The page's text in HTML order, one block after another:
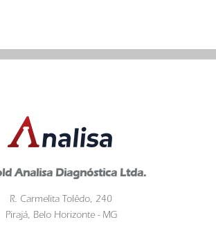
Analisa Diagnóstica Ltda.
R. Carmelita Tolêdo, 240
Pirajá, Belo Horizonte - MG